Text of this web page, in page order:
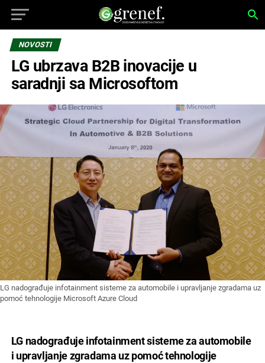
NOVOSTI
LG ubrzava B2B inovacije u
saradnji sa Microsoftom
LG nadograđuje infotainment sisteme za automobile i upravljanje zgradama uz
pomoć tehnologije Microsoft Azure Cloud
LG nadograđuje infotainment sisteme za automobile
i upravljanje zgradama uz pomoć tehnologije